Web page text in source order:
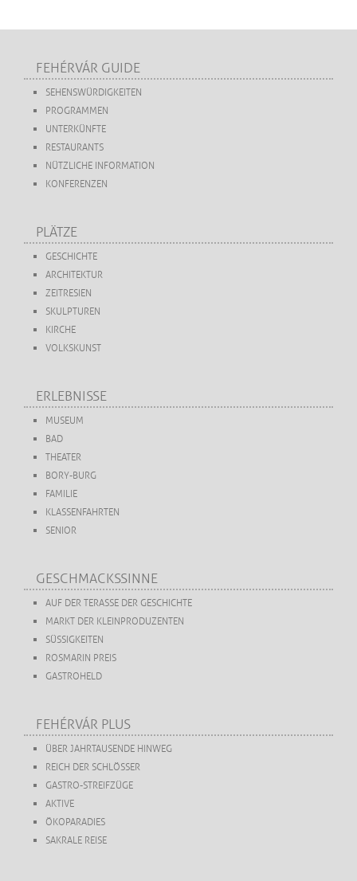
FEHÉRVÁR GUIDE
SEHENSWÜRDIGKEITEN
PROGRAMMEN
UNTERKÜNFTE
RESTAURANTS
NÜTZLICHE INFORMATION
KONFERENZEN
PLÄTZE
GESCHICHTE
ARCHITEKTUR
ZEITRESIEN
SKULPTUREN
KIRCHE
VOLKSKUNST
ERLEBNISSE
MUSEUM
BAD
THEATER
BORY-BURG
FAMILIE
KLASSENFAHRTEN
SENIOR
GESCHMACKSSINNE
AUF DER TERASSE DER GESCHICHTE
MARKT DER KLEINPRODUZENTEN
SÜSSIGKEITEN
ROSMARIN PREIS
GASTROHELD
FEHÉRVÁR PLUS
ÜBER JAHRTAUSENDE HINWEG
REICH DER SCHLÖSSER
GASTRO-STREIFZÜGE
AKTIVE
ÖKOPARADIES
SAKRALE REISE